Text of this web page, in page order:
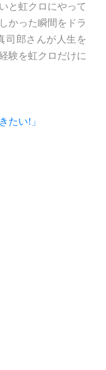
と虹クロにやって
かった瞬間をドラ
司郎さんが人生を
験を虹クロだけに
たい!」